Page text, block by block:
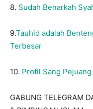
8. Sudah Benarkah
9.Tauhid adalah
Terbesar
10. Profil Sang
GABUNG TELEGRAM